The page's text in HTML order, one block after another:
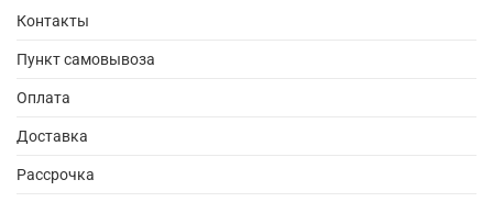
Контакты
Пункт самовывоза
Оплата
Доставка
Рассрочка